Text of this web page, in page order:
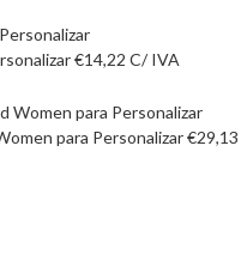
€14,22 C/ IVA
para Personalizar€29,13